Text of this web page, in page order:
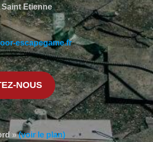
Etienne
escapegame.fr
NOUS
»(voir le plan)